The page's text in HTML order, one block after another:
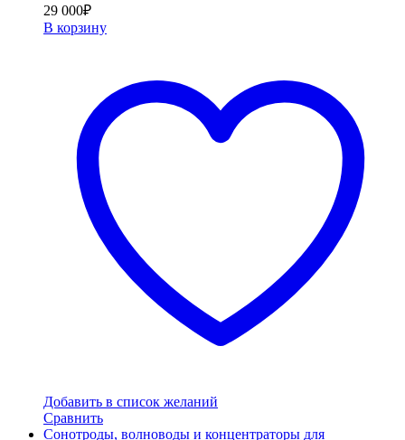
29 000₽
В корзину
Добавить в список желаний
Сравнить
Сонотроды, волноводы и концентраторы для